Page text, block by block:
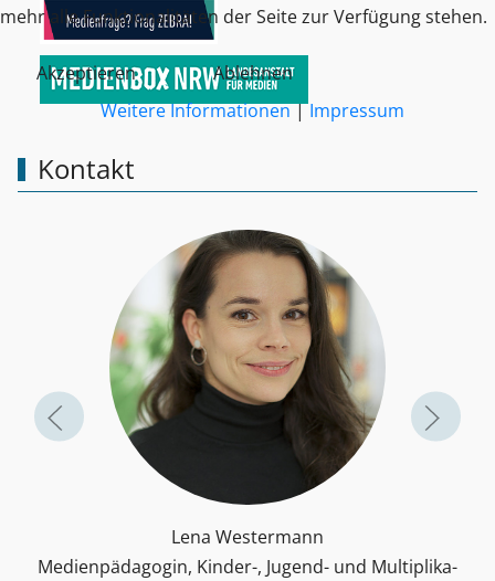
Kontakt
Lena Westermann
Medienpädagogin, Kinder-, Jugend- und Multiplika­
mehr alle Funktionalitäten der Seite zur Verfügung stehen.
Akzeptieren
Ablehnen
Weitere Informationen|Impressum